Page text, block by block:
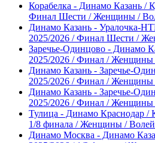
Корабелка - Динамо Казань /
Финал Шести / Женщины /
Динамо Казань - Уралочка-
2025/2026 / Финал Шести /
Заречье-Одинцово - Динамо
2025/2026 / Финал / Женщины
Динамо Казань - Заречье-
2025/2026 / Финал / Женщины
Динамо Казань - Заречье-
2025/2026 / Финал / Женщины
Тулица - Динамо Краснодар /
1/8 финала / Женщины /
Динамо Москва - Динамо